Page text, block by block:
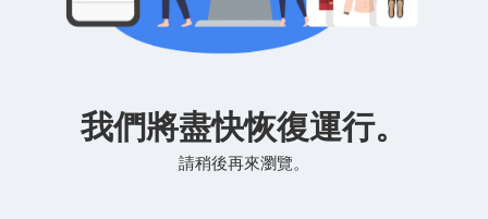
我們將盡快恢復運行。
請稍後再來瀏覽。